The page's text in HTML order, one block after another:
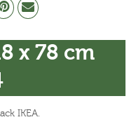
x 78 cm
IKEA.